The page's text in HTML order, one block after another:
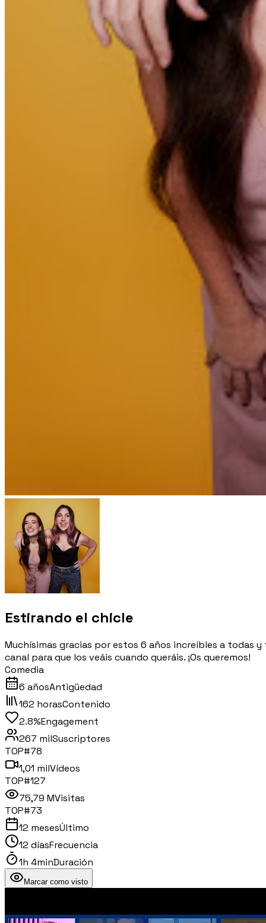
Estirando el chicle
Muchísimas gracias por estos 6 años increíbles a todas
canal para que los veáis cuando queráis. ¡Os queremos!
Comedia
6 añosAntigüedad
162 horasContenido
2.8%Engagement
267 milSuscriptores
TOP#78
1,01 milVídeos
TOP#127
75,79 MVisitas
TOP#73
12 mesesÚltimo
12 díasFrecuencia
1h 4minDuración
Marcar como visto